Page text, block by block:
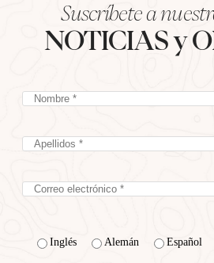
Suscríbete a
NOTICIAS y
Inglés Alemán Español